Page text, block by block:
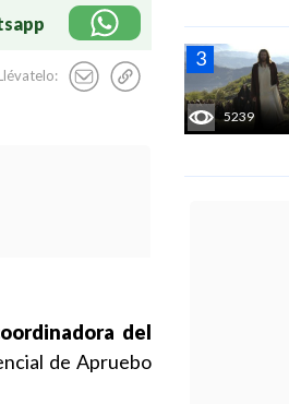
5239
del
de Apruebo